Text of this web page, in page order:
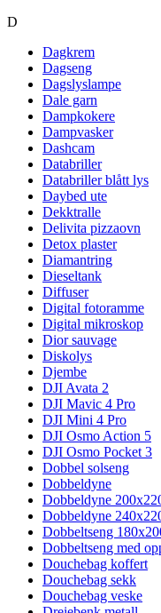
D
Dagkrem
Dagseng
Dagslyslampe
Dale garn
Dampkokere
Dampvasker
Dashcam
Databriller
Databriller blått lys
Daybed ute
Dekktralle
Delivita pizzaovn
Detox plaster
Diamantring
Dieseltank
Diffuser
Digital fotoramme
Digital mikroskop
Dior sauvage
Diskolys
Djembe
DJI Avata 2
DJI Mavic 4 Pro
DJI Mini 4 Pro
DJI Osmo Action 5
DJI Osmo Pocket 3
Dobbel solseng
Dobbeldyne
Dobbeldyne
Dobbeldyne
Dobbeltseng
Dobbeltseng med
Douchebag koffert
Douchebag sekk
Douchebag veske